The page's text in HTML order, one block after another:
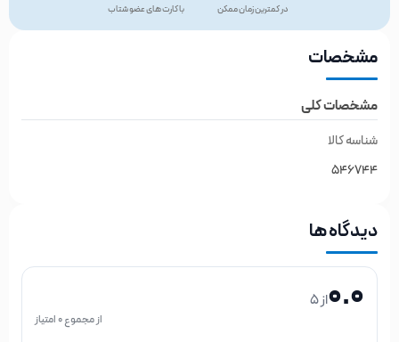
در کمترین زمان ممکن با کارت های عضو شتاب
مشخصات
مشخصات کلی
شناسه کالا
546744
دیدگاه ها
0.0از 5
از مجموع 0 امتیاز